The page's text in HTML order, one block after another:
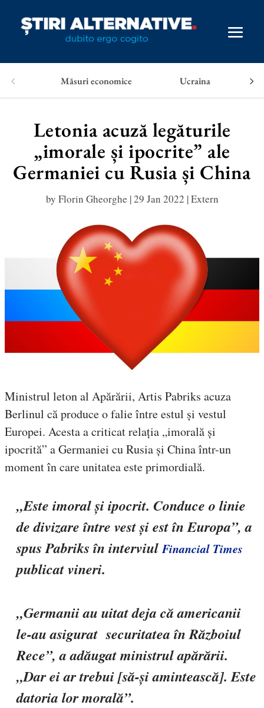
Măsuri economice Ucraina
Letonia acuză legăturile
„imorale și ipocrite” ale
Germaniei cu Rusia și China
by Florin Gheorghe |29 Jan 2022 |Extern
Ministrul leton al Apărării, Artis Pabriks acuza
Berlinul că produce o falie între estul și vestul
Europei. Acesta a criticat relația „imorală și
ipocrită” a Germaniei cu Rusia și China într-un
moment în care unitatea este primordială.
„Este imoral și ipocrit. Conduce o linie
de divizare între vest și est în Europa”, a
spus Pabriks în interviulFinancial Times
publicat vineri.
„Germanii au uitat deja că americanii
le-au asigurat securitatea în Războiul
Rece”, a adăugat ministrul apărării.
„Dar ei ar trebui [să-și amintească]. Este
datoria lor morală”.